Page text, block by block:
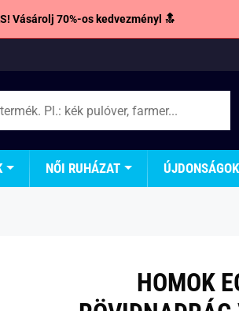
Vásárolj 70%-os kedvezményl 🔝
NŐI RUHÁZAT ÚJDONSÁGOK
HOMOK